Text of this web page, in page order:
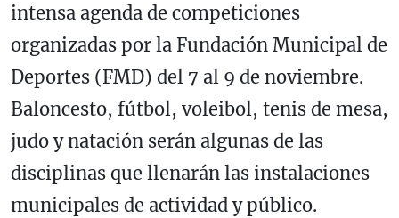
intensa agenda de competiciones
organizadas por la Fundación Municipal de
Deportes (FMD) del 7 al 9 de noviembre.
Baloncesto, fútbol, voleibol, tenis de mesa,
judo y natación serán algunas de las
disciplinas que llenarán las instalaciones
municipales de actividad y público.